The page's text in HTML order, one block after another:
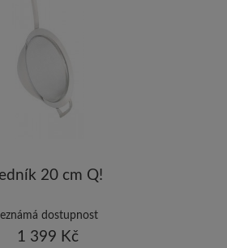
20 cm Q!
dostupnost
1 399 Kč